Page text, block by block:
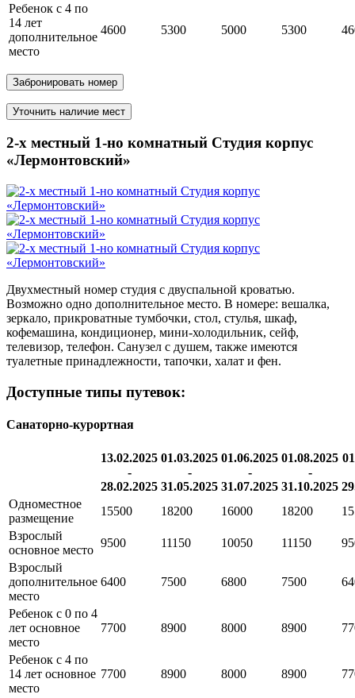
Ребенок с 4 по
14 лет
дополнительное
место
4600 5300 5000 5300
Забронировать номер
Уточнить наличие мест
2-х местный 1-но комнатный Студия корпус
«Лермонтовский»
Двухместный номер студия с двуспальной кроватью.
Возможно одно дополнительное место. В номере: вешалка,
зеркало, прикроватные тумбочки, стол, стулья, шкаф,
кофемашина, кондиционер, мини-холодильник, сейф,
телевизор, телефон. Санузел с душем, также имеются
туалетные принадлежности, тапочки, халат и фен.
Доступные типы путевок:
Санаторно-курортная
13.02.2025
-
28.02.2025
01.03.2025
-
31.05.2025
01.06.2025
-
31.07.2025
01.08.2025
-
31.10.2025
Одноместное
размещение
15500 18200 16000 18200
Взрослый
основное место
9500 11150 10050 11150
Взрослый
дополнительное
место
6400 7500 6800 7500
Ребенок с 0 по 4
лет основное
место
7700 8900 8000 8900
Ребенок с 4 по
14 лет основное
место
7700 8900 8000 8900